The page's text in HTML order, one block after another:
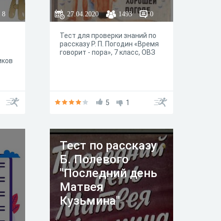
8 27.04.2020 1493 0
Тест для проверки знаний по
рассказу Р. П. Погодин «Время
говорит - пора», 7 класс, ОВЗ
5 1
Тест по рассказу
Б. Полевого
"Последний день
Матвея
Кузьмина"